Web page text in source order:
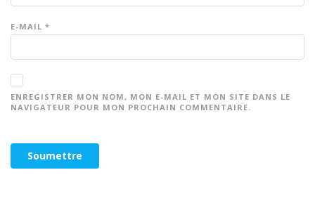
E-MAIL *
ENREGISTRER MON NOM, MON E-MAIL ET MON SITE DANS LE
NAVIGATEUR POUR MON PROCHAIN COMMENTAIRE.